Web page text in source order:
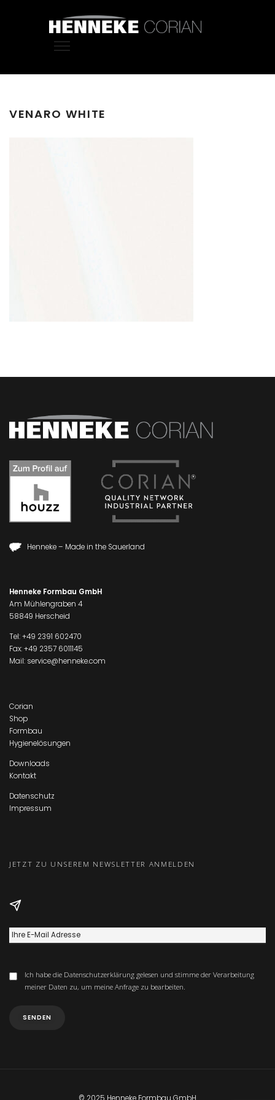
VENARO WHITE
Henneke – Made in the Sauerland
Henneke Formbau GmbH
Am Mühlengraben 4
58849 Herscheid
Tel:+49 2391 602470
Fax: +49 2357 6011145
Mail: service@henneke.com
Corian
Shop
Formbau
Hygienelösungen
Downloads
Kontakt
Datenschutz
Impressum
JETZT ZU UNSEREM NEWSLETTER ANMELDEN
Ich habe die Datenschutzerklärung gelesen und stimme der Verarbeitung
meiner Daten zu, um meine Anfrage zu bearbeiten.